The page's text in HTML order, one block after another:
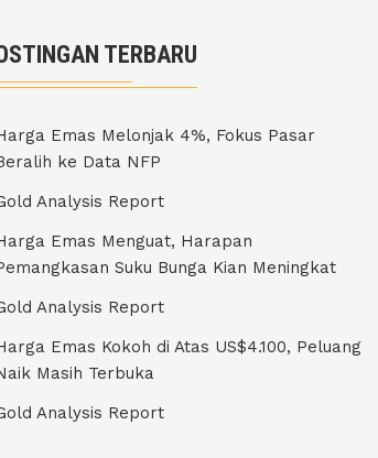
TERBARU
Emas Melonjak 4%, Fokus Pasar
ke Data NFP
Analysis Report
Emas Menguat, Harapan
Suku Bunga Kian Meningkat
Analysis Report
Emas Kokoh di Atas US$4.100, Peluang
Masih Terbuka
Analysis Report